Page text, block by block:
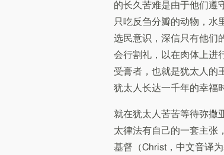
的长久苦难是由于他们遵
只吃反刍分瓣的动物，水
选民意识，深信只有他们
会行割礼，以在肉体上进
受膏者，也就是犹太人的
犹太人长达一千年的幸福
就在犹太人苦苦等待弥撒
太律法有自己的一套主张
基督（Christ，中文音译